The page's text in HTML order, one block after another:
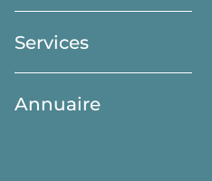
Top
Services
Annuaire